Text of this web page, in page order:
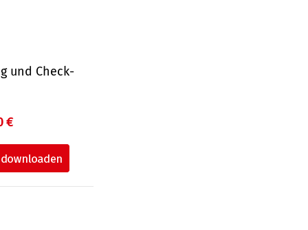
und Check­
€